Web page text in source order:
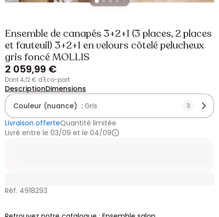
Ensemble de canapés 3+2+1 (3 places, 2 places
et fauteuil) 3+2+1 en velours côtelé pelucheux
gris foncé MOLLIS
2 059,99 €
dont 4,12 € d'Eco-part
DescriptionDimensions
Couleur (nuance) : Gris 3
Livraison offerteQuantité limitée
Livré entre le 03/09 et le 04/09
Réf. 4918293